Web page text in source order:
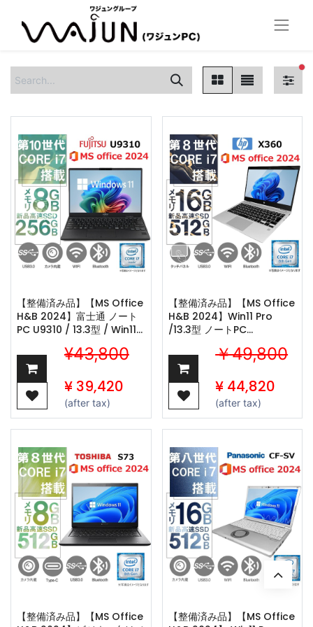
【整備済み品】【MS Office
H&B 2024】富士通 ノート
PC U9310 / 13.3型 / Win11
カメラ/ワジュンの
wifi/Bluetooth/8GB
/256GB SSD
¥43,800
¥ 39,420
(after tax)
【整備済み品】【MS Office
H&B 2024】Win11 Pro
/13.3型 ノートPC
i7-8550U /Webカメ
ラ/wajunの
wifi/Bluetooth/16GB
/512GB SSD
￥49,800
¥ 44,820
(after tax)
【整備済み品】【MS Office
【整備済み品】【MS Office